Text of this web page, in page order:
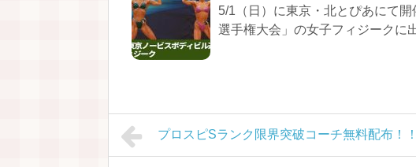
5/1（日）に東京・北とぴあにて
選手権大会」の女子フィジークに
プロスピSランク限界突破コーチ無料配布！！